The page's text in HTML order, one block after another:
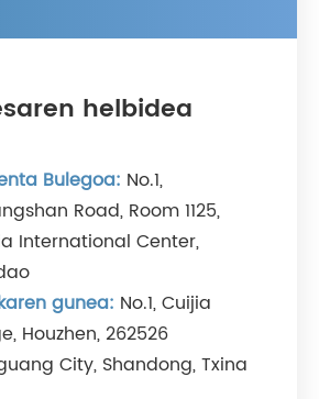
helbidea
Bulegoa: No.1,
Road, Room 1125,
International Center,
gunea: No.1, Cuijia
Houzhen, 262526
City, Shandong, Txina